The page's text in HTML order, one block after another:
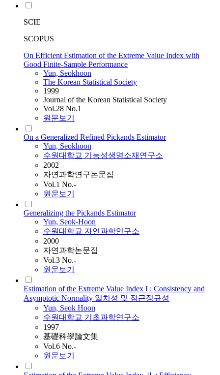
SCIE
SCOPUS
On Efficient Estimation of the Extreme Value Index with
Good Finite-Sample Performance
Yun, Seokhoon
The Korean Statistical Society
1999
Journal of the Korean Statistical Society
Vol.28 No.1
원문보기
On a Generalized Refined Pickands Estimator
Yun, Seokhoon
수원대학교 기능성생명소재연구소
2002
자연과학연구논문집
Vol.1 No.-
원문보기
Generalizing the Pickands Estimator
Yun, Seok-Hoon
수원대학교 자연과학연구소
2000
자연과학논문집
Vol.3 No.-
원문보기
Estimation of the Extreme Value Index I : Consistency and
Asymptotic Normality 일치성 및 점근정규성
Yun, Seok Hoon
수원대학교 기초과학연구소
1997
基礎科學論文集
Vol.6 No.-
원문보기